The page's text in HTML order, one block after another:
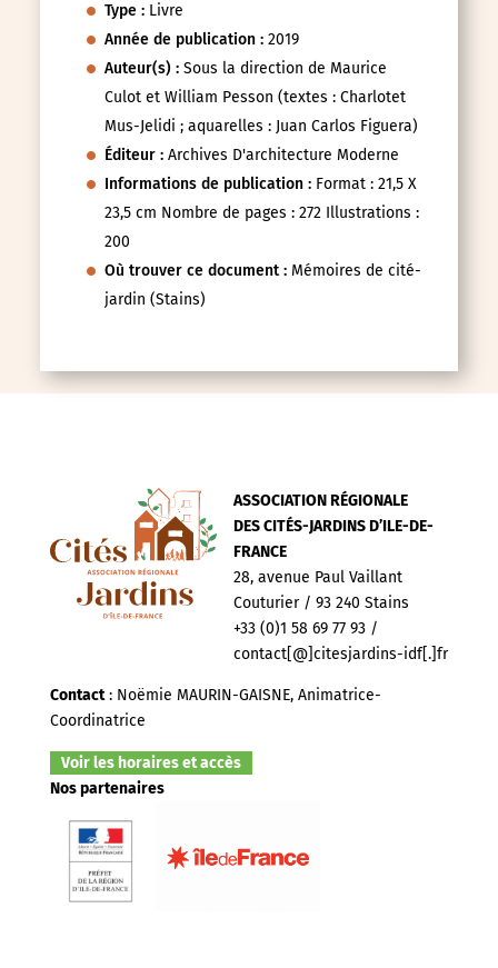
Type : Livre
Année de publication : 2019
Auteur(s) : Sous la direction de Maurice
Culot et William Pesson (textes : Charlotet
Mus-Jelidi ; aquarelles : Juan Carlos Figuera)
Éditeur : Archives D'architecture Moderne
Informations de publication : Format : 21,5 X
23,5 cm Nombre de pages : 272 Illustrations :
200
Où trouver ce document : Mémoires de cité-
jardin (Stains)
ASSOCIATION RÉGIONALE
DES CITÉS-JARDINS D’ILE-DE-
FRANCE
28, avenue Paul Vaillant
Couturier / 93 240 Stains
+33 (0)1 58 69 77 93 /
contact[@]citesjardins-idf[.]fr
Contact: Noëmie MAURIN-GAISNE, Animatrice-
Coordinatrice
Voir les horaires et accès
Nos partenaires